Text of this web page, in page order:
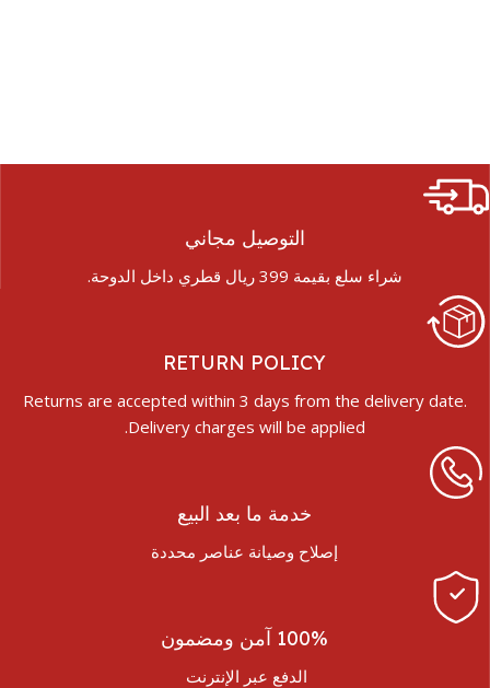
التوصيل مجاني
شراء سلع بقيمة 399 ريال قطري داخل الدوحة.
RETURN POLICY
Returns are accepted within 3 days from the delivery date.
Delivery charges will be applied.
خدمة ما بعد البيع
إصلاح وصيانة عناصر محددة
100% آمن ومضمون
الدفع عبر الإنترنت